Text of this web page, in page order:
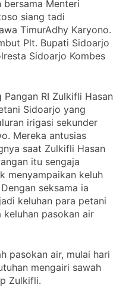
bersama Menteri
siang tadi
TimurAdhy Karyono.
Plt. Bupati Sidoarjo
Sidoarjo Kombes
RI Zulkifli Hasan
Sidoarjo yang
irigasi sekunder
Mereka antusias
saat Zulkifli Hasan
itu sengaja
menyampaikan keluh
seksama ia
keluhan para petani
keluhan pasokan air
pasokan air, mulai hari
mengairi sawah
Zulkifli.